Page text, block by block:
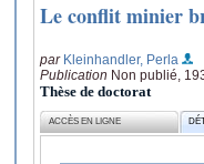
Le conflit minier
par Kleinhandler, Perla
Publication Non publié,
Thèse de doctorat
ACCÈS EN LIGNE